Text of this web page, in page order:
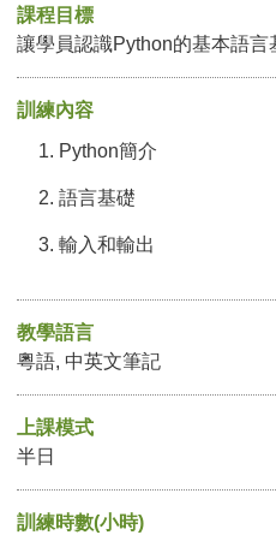
課程目標
讓學員認識Python的基本語
訓練內容
Python簡介
語言基礎
輸入和輸出
教學語言
粵語, 中英文筆記
上課模式
半日
訓練時數(小時)